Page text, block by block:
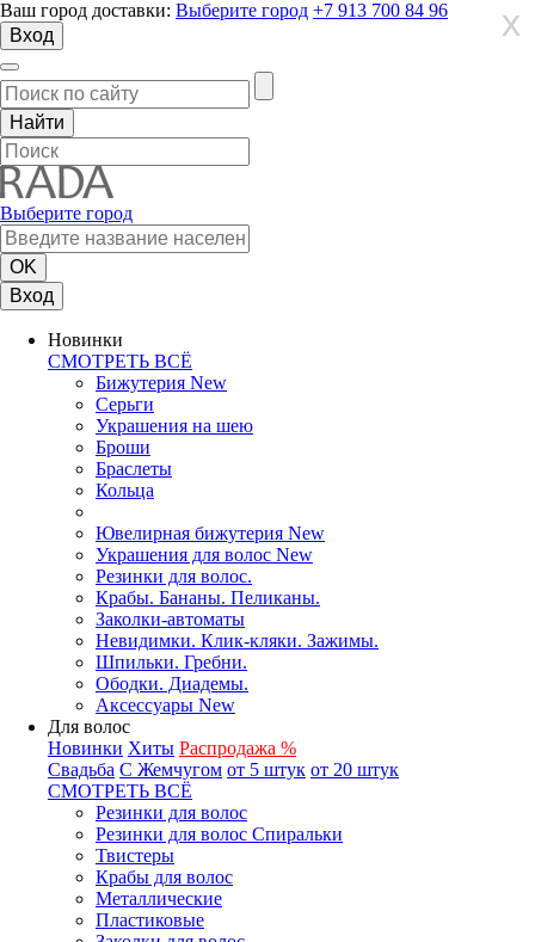
Ваш город доставки: Выберите город +7 913 700 84 96
Вход
Выберите город
Вход
Новинки
СМОТРЕТЬ ВСЁ
Бижутерия New
Серьги
Украшения на шею
Броши
Браслеты
Кольца
Ювелирная бижутерия New
Украшения для волос New
Резинки для волос.
Крабы. Бананы. Пеликаны.
Заколки-автоматы
Невидимки. Клик-кляки. Зажимы.
Шпильки. Гребни.
Ободки. Диадемы.
Аксессуары New
Для волос
Новинки Хиты Распродажа %
Свадьба С Жемчугом от 5 штук от 20 штук
СМОТРЕТЬ ВСЁ
Резинки для волос
Резинки для волос Спиральки
Твистеры
Крабы для волос
Металлические
Пластиковые
X
X
X